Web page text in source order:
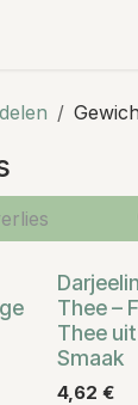
Thee –
Thee
Smaak
4,62 €